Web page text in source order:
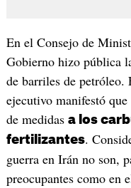
En el Consejo de
Gobierno hizo pública
de barriles de petróleo.
ejecutivo manifestó
de medidas a los
fertilizantes.
guerra en Irán no son,
preocupantes como en